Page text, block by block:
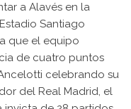
a Alavés en la
Santiago
que el equipo
de cuatro puntos
celebrando su
del Real Madrid, el